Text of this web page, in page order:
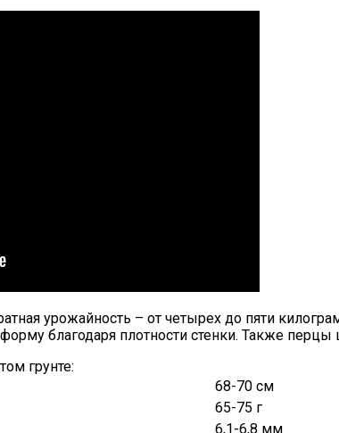
урожайность – от четырех до пяти
благодаря плотности стенки. Также
грунте:
68-70 см
65-75 г
6,1-6,8 мм